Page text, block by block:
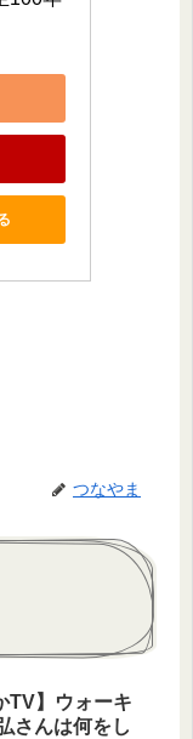
つなやま
TV】ウォーキ
さんは何をし